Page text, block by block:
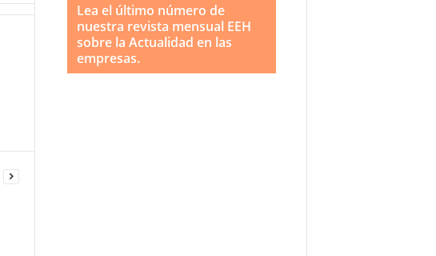
Lea el último número de
nuestra revista mensual EEH
sobre la Actualidad en las
empresas.